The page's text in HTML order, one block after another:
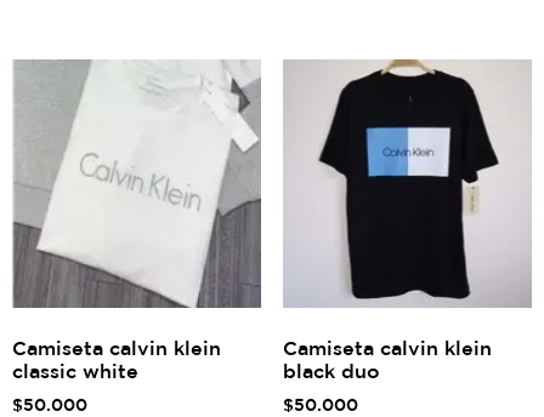
Camiseta calvin klein
classic white
$50.000
Camiseta calvin klein
black duo
$50.000